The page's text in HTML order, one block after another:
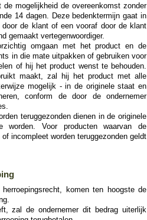
mogelijkheid de overeenkomst zonder
14 dagen. Deze bedenktermijn gaat in
de klant of een vooraf door de klant
gemaakt vertegenwoordiger.
omgaan met het product en de
in die mate uitpakken of gebruiken voor
of hij het product wenst te behouden.
maakt, zal hij het product met alle
mogelijk - in de originele staat en
conform de door de ondernemer
teruggezonden dienen in de originele
worden. Voor producten waarvan de
incompleet worden teruggezonden geldt
komen ten hoogste de
zal de ondernemer dit bedrag uiterlijk